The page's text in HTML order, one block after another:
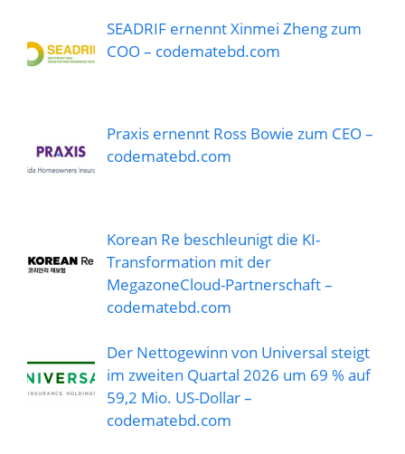
SEADRIF ernennt Xinmei Zheng zum
COO – codematebd.com
Praxis ernennt Ross Bowie zum CEO –
codematebd.com
Korean Re beschleunigt die KI-
Transformation mit der
MegazoneCloud-Partnerschaft –
codematebd.com
Der Nettogewinn von Universal steigt
im zweiten Quartal 2026 um 69 % auf
59,2 Mio. US-Dollar –
codematebd.com